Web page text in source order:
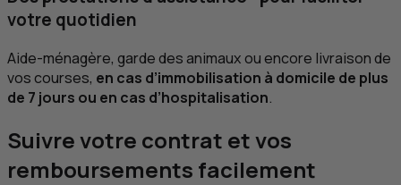
votre quotidien
Aide-ménagère, garde des animaux ou encore livraison de
vos courses, en cas d’immobilisation à domicile de plus
de 7 jours ou en cas d’hospitalisation.
Suivre votre contrat et vos
remboursements facilement